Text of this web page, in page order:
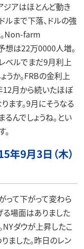
アはほとんど動き
ルまで下落、ドルの強
Non-farm
想は22万0000人増。
ベルでまだ9月利上
うか。FRBの金利上
12月から続いたほぼ
ます。9月にそうなる
んでしょうね。とい
年9月3日（木）
って下がって変わら
場面はありました
ダウが上昇したこ
ました。昨日のレン